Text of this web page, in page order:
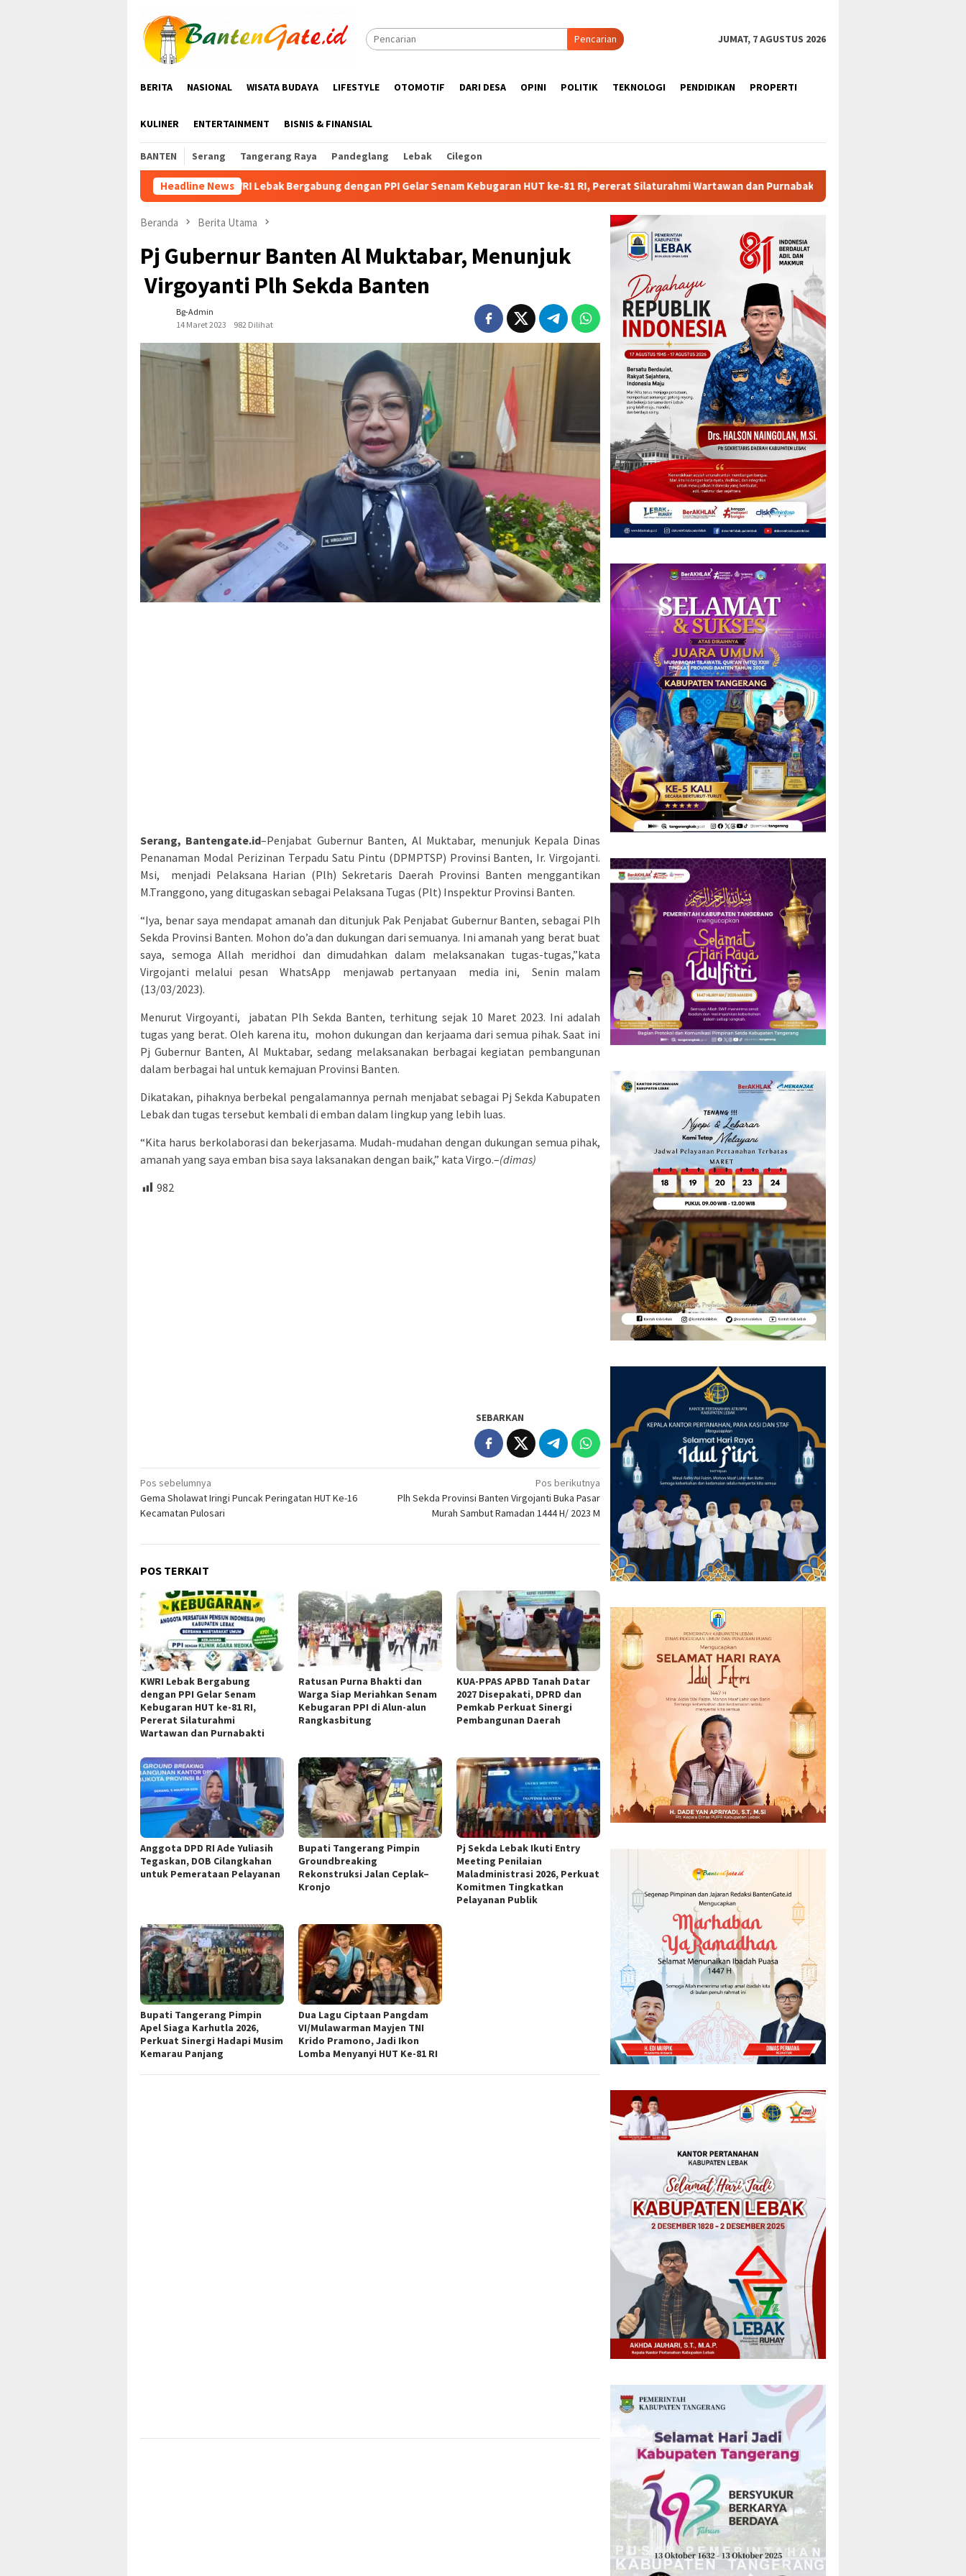
konten
Pencarian JUMAT, 7 AGUSTUS 2026
BERITA NASIONAL WISATA BUDAYA LIFESTYLE OTOMOTIF DARI DESA OPINI POLITIK TEKNOLOGI PENDIDIKAN PROPERTI
KULINER ENTERTAINMENT BISNIS & FINANSIAL
BANTEN Serang Tangerang Raya Pandeglang Lebak Cilegon
Headline News
KWRI Lebak Bergabung dengan PPI Gelar Senam Kebugaran HUT ke-81 RI, Pererat Silaturahmi Wartawan dan Purnabakti Ratusan Purna Bhakti dan Warga Siap
Beranda Berita Utama
Pj Gubernur Banten Al Muktabar, Menunjuk
Virgoyanti Plh Sekda Banten
Bg-Admin
14 Maret 2023
982 Dilihat
Serang, Bantengate.id–Penjabat Gubernur Banten, Al Muktabar, menunjuk Kepala Dinas
Penanaman Modal Perizinan Terpadu Satu Pintu (DPMPTSP) Provinsi Banten, Ir. Virgojanti.
Msi, menjadi Pelaksana Harian (Plh) Sekretaris Daerah Provinsi Banten menggantikan
M.Tranggono, yang ditugaskan sebagai Pelaksana Tugas (Plt) Inspektur Provinsi Banten.
“Iya, benar saya mendapat amanah dan ditunjuk Pak Penjabat Gubernur Banten, sebagai Plh
Sekda Provinsi Banten. Mohon do’a dan dukungan dari semuanya. Ini amanah yang berat buat
saya, semoga Allah meridhoi dan dimudahkan dalam melaksanakan tugas-tugas,”kata
Virgojanti melalui pesan WhatsApp menjawab pertanyaan media ini, Senin malam
(13/03/2023).
Menurut Virgoyanti, jabatan Plh Sekda Banten, terhitung sejak 10 Maret 2023. Ini adalah
tugas yang berat. Oleh karena itu, mohon dukungan dan kerjaama dari semua pihak. Saat ini
Pj Gubernur Banten, Al Muktabar, sedang melaksanakan berbagai kegiatan pembangunan
dalam berbagai hal untuk kemajuan Provinsi Banten.
Dikatakan, pihaknya berbekal pengalamannya pernah menjabat sebagai Pj Sekda Kabupaten
Lebak dan tugas tersebut kembali di emban dalam lingkup yang lebih luas.
“Kita harus berkolaborasi dan bekerjasama. Mudah-mudahan dengan dukungan semua pihak,
amanah yang saya emban bisa saya laksanakan dengan baik,” kata Virgo.–(dimas)
982
SEBARKAN
Navigasi
pos
Pos sebelumnya
Gema Sholawat Iringi Puncak Peringatan HUT Ke-16
Kecamatan Pulosari
Pos berikutnya
Plh Sekda Provinsi Banten Virgojanti Buka Pasar
Murah Sambut Ramadan 1444 H/ 2023 M
POS TERKAIT
KWRI Lebak Bergabung
dengan PPI Gelar Senam
Kebugaran HUT ke-81 RI,
Pererat Silaturahmi
Wartawan dan Purnabakti
Ratusan Purna Bhakti dan
Warga Siap Meriahkan Senam
Kebugaran PPI di Alun-alun
Rangkasbitung
KUA-PPAS APBD Tanah Datar
2027 Disepakati, DPRD dan
Pemkab Perkuat Sinergi
Pembangunan Daerah
Anggota DPD RI Ade Yuliasih
Tegaskan, DOB Cilangkahan
untuk Pemerataan Pelayanan
Bupati Tangerang Pimpin
Groundbreaking
Rekonstruksi Jalan Ceplak–
Kronjo
Pj Sekda Lebak Ikuti Entry
Meeting Penilaian
Maladministrasi 2026, Perkuat
Komitmen Tingkatkan
Pelayanan Publik
Bupati Tangerang Pimpin
Apel Siaga Karhutla 2026,
Perkuat Sinergi Hadapi Musim
Kemarau Panjang
Dua Lagu Ciptaan Pangdam
VI/Mulawarman Mayjen TNI
Krido Pramono, Jadi Ikon
Lomba Menyanyi HUT Ke-81 RI